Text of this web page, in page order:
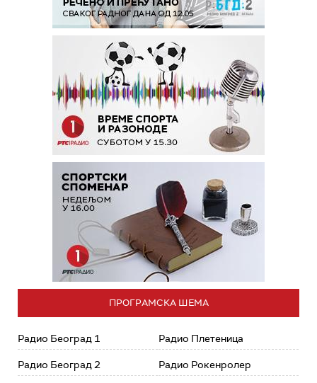
ПРОГРАМСКА ШЕМА
Радио Београд 1
Радио Београд 2
Радио Плетеница
Радио Рокенролер